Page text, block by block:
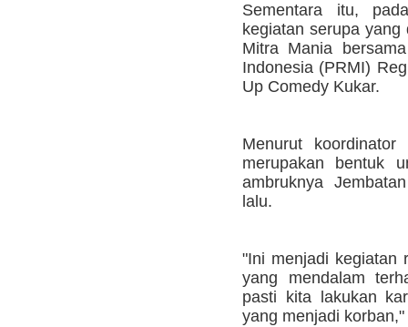
Sementara itu,
kegiatan serupa
Mitra Mania
Indonesia (PRMI)
Up Comedy Kukar.
Menurut
merupakan bentuk
ambruknya
lalu.
"Ini menjadi kegiatan
yang mendalam
pasti kita lakukan
yang menjadi